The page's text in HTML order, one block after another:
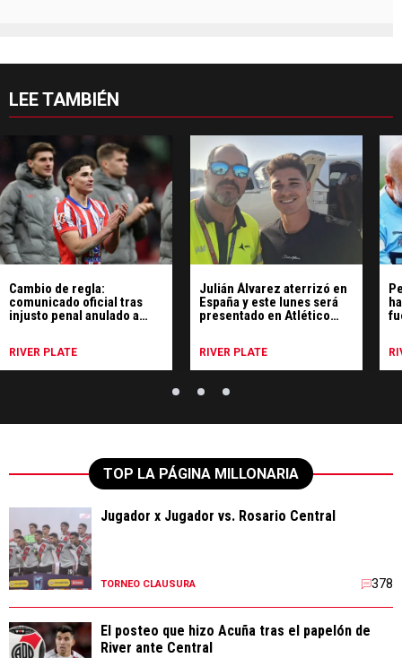
LEE TAMBIÉN
Cambio de regla:
comunicado oficial tras
injusto penal anulado a
RIVER PLATE
Julián Álvarez aterrizó en
España y este lunes será
presentado en Atlético
RIVER PLATE
TOP LA PÁGINA MILLONARIA
Jugador x Jugador vs. Rosario Central
TORNEO CLAUSURA 378
El posteo que hizo Acuña tras el papelón de
River ante Central